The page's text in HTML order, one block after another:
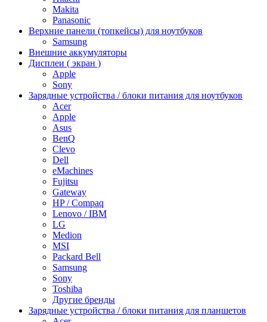
Makita
Panasonic
Верхние панели (топкейсы) для ноутбуков
Samsung
Внешние аккумуляторы
Дисплеи ( экран )
Apple
Sony
Зарядные устройства / блоки питания для ноутбуков
Acer
Apple
Asus
BenQ
Clevo
Dell
eMachines
Fujitsu
Gateway
HP / Compaq
Lenovo / IBM
LG
Medion
MSI
Packard Bell
Samsung
Sony
Toshiba
Другие бренды
Зарядные устройства / блоки питания для планшетов